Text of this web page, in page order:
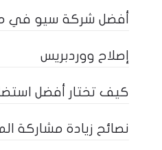
أفضل شركة سيو في مصر
إصلاح ووردبريس
كيف تختار أفضل
نصائح زيادة مشاركة